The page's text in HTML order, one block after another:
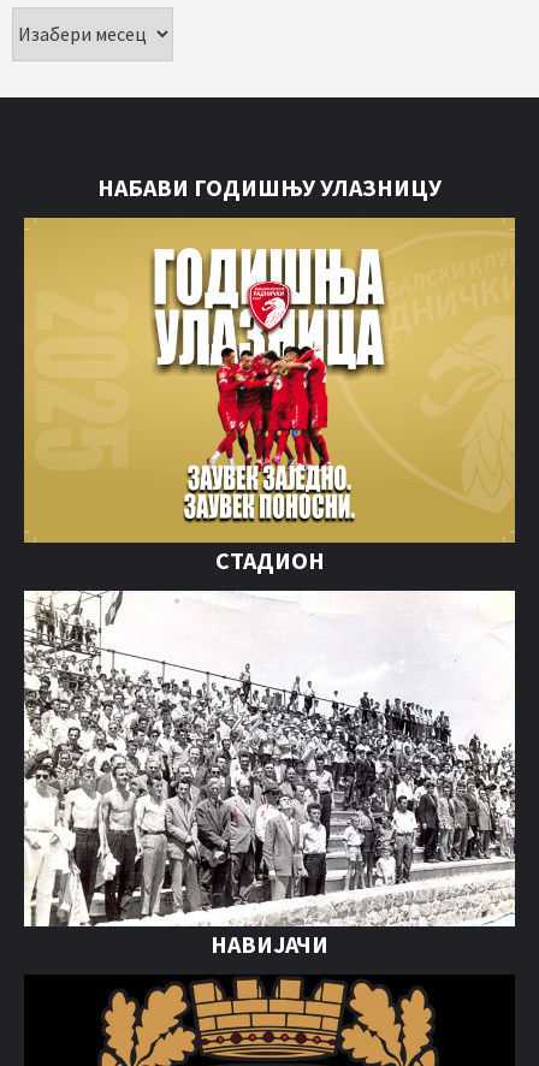
НАБАВИ ГОДИШЊУ УЛАЗНИЦУ
СТАДИОН
НАВИЈАЧИ